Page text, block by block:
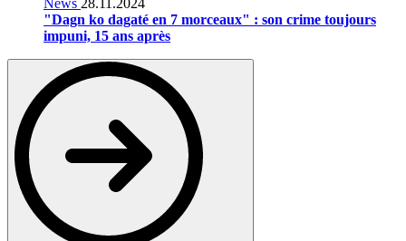
"Dagn ko dagaté en 7 morceaux" : son crime toujours
impuni, 15 ans après